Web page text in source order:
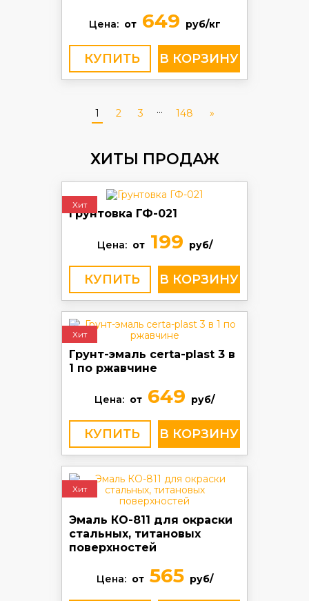
Цена: от649 руб/кг
КУПИТЬ
1 2 3 ... 148 »
ХИТЫ ПРОДАЖ
Хит
Грунтовка ГФ-021
Цена: от199 руб/
КУПИТЬ
Хит
Грунт-эмаль certa-plast 3 в
1 по ржавчине
Цена: от 649 руб/
КУПИТЬ
Хит
Эмаль КО-811 для окраски
стальных, титановых
поверхностей
Цена: от565 руб/